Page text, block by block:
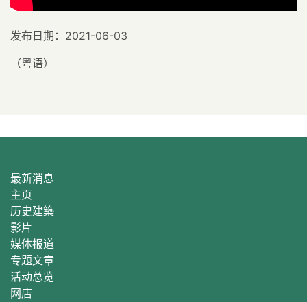
发布日期：2021-06-03
（粤语）
最新消息
主页
历史建築
影片
媒体报道
专题文章
活动总览
网店